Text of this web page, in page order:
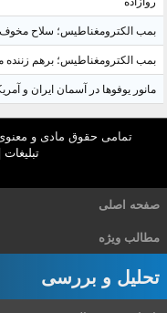
بمب الکترومغناطیس؛ سلاح
بمب الکترومغناطیس؛ برهم زننده
مانور یوفوها در آسمان ایران و
تمامی حقوق مادی و معنوی
تبلیغات |
صفحه اصلی
مطالب ویژه
تحلیل و بررسی